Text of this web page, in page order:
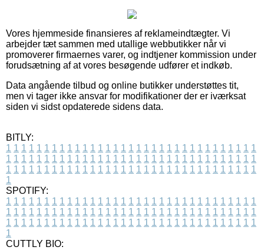
Vores hjemmeside finansieres af reklameindtægter. Vi
arbejder tæt sammen med utallige webbutikker når vi
promoverer firmaernes varer, og indtjener kommission under
forudsætning af at vores besøgende udfører et indkøb.
Data angående tilbud og online butikker understøttes tit,
men vi tager ikke ansvar for modifikationer der er iværksat
siden vi sidst opdaterede sidens data.
BITLY:
1 1 1 1 1 1 1 1 1 1 1 1 1 1 1 1 1 1 1 1 1 1 1 1 1 1 1 1 1 1 1 1 1
1 1 1 1 1 1 1 1 1 1 1 1 1 1 1 1 1 1 1 1 1 1 1 1 1 1 1 1 1 1 1 1 1
1 1 1 1 1 1 1 1 1 1 1 1 1 1 1 1 1 1 1 1 1 1 1 1 1 1 1 1 1 1 1 1 1
1
SPOTIFY:
1 1 1 1 1 1 1 1 1 1 1 1 1 1 1 1 1 1 1 1 1 1 1 1 1 1 1 1 1 1 1 1 1
1 1 1 1 1 1 1 1 1 1 1 1 1 1 1 1 1 1 1 1 1 1 1 1 1 1 1 1 1 1 1 1 1
1 1 1 1 1 1 1 1 1 1 1 1 1 1 1 1 1 1 1 1 1 1 1 1 1 1 1 1 1 1 1 1 1
1
CUTTLY BIO: